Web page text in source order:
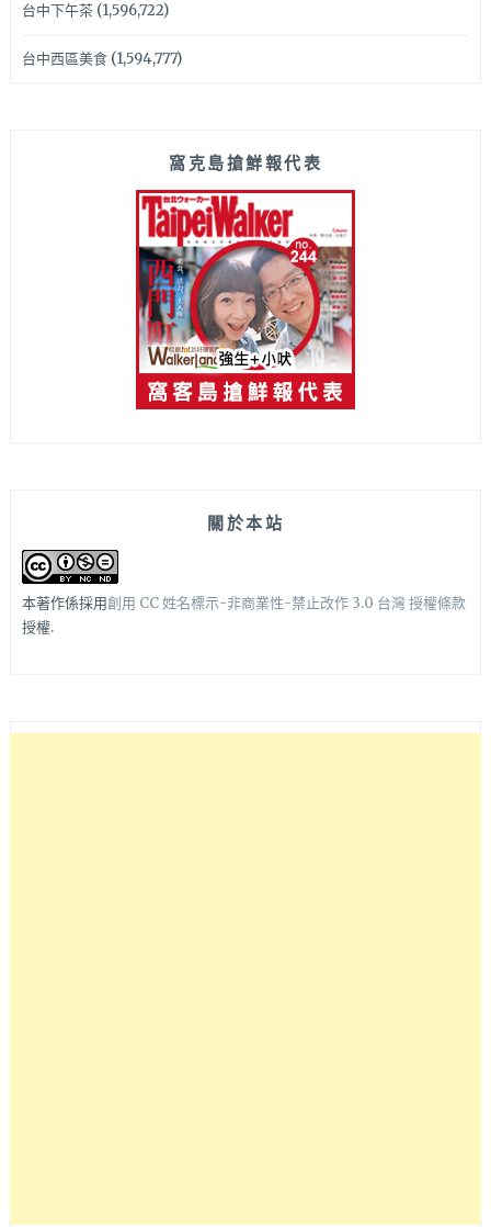
台中下午茶(1,596,722)
台中西區美食(1,594,777)
窩克島搶鮮報代表
關於本站
本著作係採用創用 CC 姓名標示-非商業性-禁止改作 3.0 台灣 授權條款
授權.